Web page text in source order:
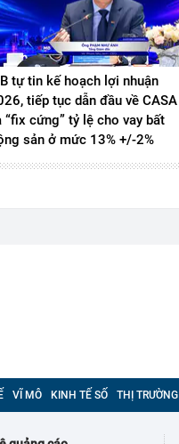
tự tin kế hoạch lợi nhuận
tiếp tục dẫn đầu về CASA
“fix cứng” tỷ lệ cho vay bất
sản ở mức 13% +/-2%
VĨ MÔ KINH TẾ SỐ THỊ TRƯỜNG